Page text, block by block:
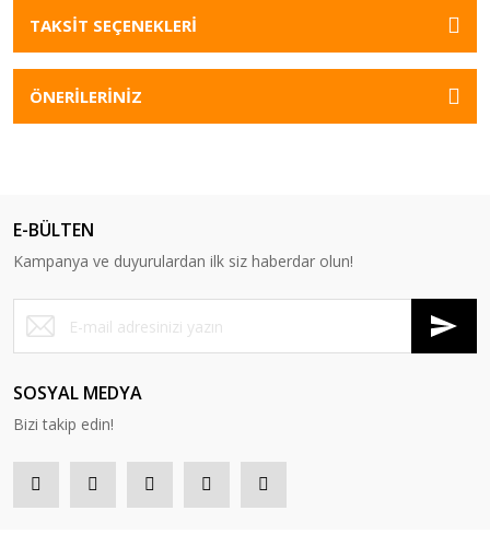
TAKSİT SEÇENEKLERİ
ÖNERİLERİNİZ
E-BÜLTEN
Kampanya ve duyurulardan ilk siz haberdar olun!
SOSYAL MEDYA
Bizi takip edin!